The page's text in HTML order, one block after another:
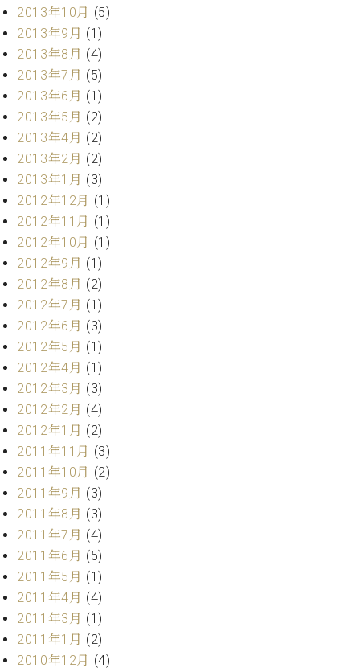
2013年10月 (5)
2013年9月 (1)
2013年8月 (4)
2013年7月 (5)
2013年6月 (1)
2013年5月 (2)
2013年4月 (2)
2013年2月 (2)
2013年1月 (3)
2012年12月 (1)
2012年11月 (1)
2012年10月 (1)
2012年9月 (1)
2012年8月 (2)
2012年7月 (1)
2012年6月 (3)
2012年5月 (1)
2012年4月 (1)
2012年3月 (3)
2012年2月 (4)
2012年1月 (2)
2011年11月 (3)
2011年10月 (2)
2011年9月 (3)
2011年8月 (3)
2011年7月 (4)
2011年6月 (5)
2011年5月 (1)
2011年4月 (4)
2011年3月 (1)
2011年1月 (2)
2010年12月 (4)